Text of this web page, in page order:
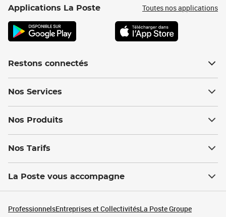
Applications La Poste Toutes nos applications
Restons connectés
Nos Services
Nos Produits
Nos Tarifs
La Poste vous accompagne
ProfessionnelsEntreprises et CollectivitésLa Poste Groupe